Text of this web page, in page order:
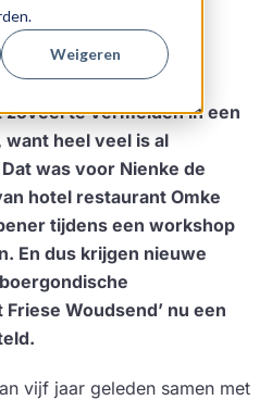
Weigeren
zoveel te vermelden in een
heel veel is al
was voor Nienke de
hotel restaurant Omke
tijdens een workshop
En dus krijgen nieuwe
Woudsend’ nu een
vijf jaar geleden samen met